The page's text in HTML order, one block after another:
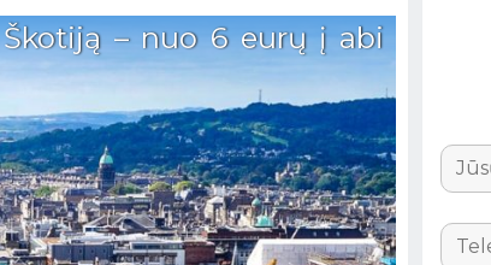
– nuo 6 eurų į abi